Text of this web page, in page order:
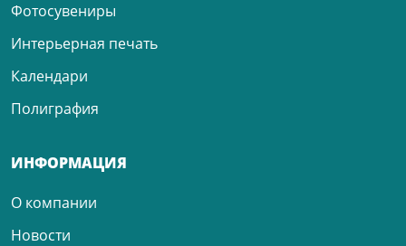
Фотосувениры
Интерьерная печать
Календари
Полиграфия
ИНФОРМАЦИЯ
О компании
Новости